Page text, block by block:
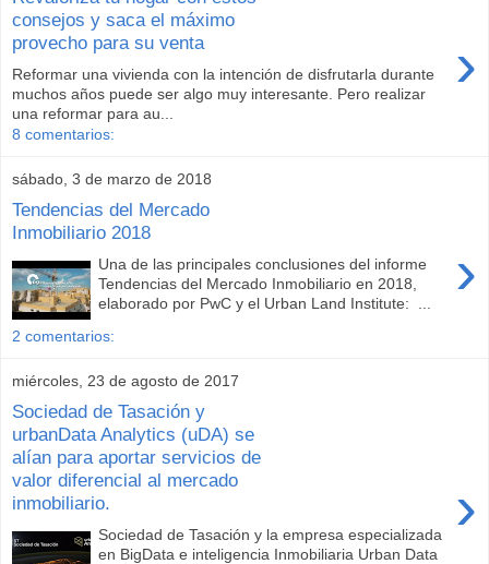
consejos y saca el máximo
provecho para su venta
›
Reformar una vivienda con la intención de disfrutarla durante
muchos años puede ser algo muy interesante. Pero realizar
una reformar para au...
8 comentarios:
sábado, 3 de marzo de 2018
Tendencias del Mercado
Inmobiliario 2018
›
Una de las principales conclusiones del informe
Tendencias del Mercado Inmobiliario en 2018,
elaborado por PwC y el Urban Land Institute: ...
2 comentarios:
miércoles, 23 de agosto de 2017
Sociedad de Tasación y
urbanData Analytics (uDA) se
alían para aportar servicios de
valor diferencial al mercado
inmobiliario.
›
Sociedad de Tasación y la empresa especializada
en BigData e inteligencia Inmobiliaria Urban Data